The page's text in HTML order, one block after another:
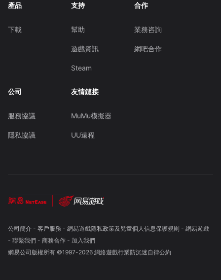
產品
下載
支持
幫助
遊戲資訊
Steam
合作
業務咨詢
網吧合作
公司
服務協議
隱私協議
友情鏈接
MuMu模擬器
UU遠程
公司簡介- 客戶服務 - 網易遊戲隱私政策及兒童個人信息保護規則 - 網易遊戲
- 聯繫我們- 商務合作- 加入我們
網易公司版權所有 ©1997-2026 網絡遊戲行業防沉迷自律公約